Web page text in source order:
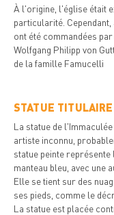
À l'origine, l'église était
particularité.
ont été commandées
Wolfgang Philipp von
de la famille Famucelli
STATUE
La statue de
artiste inconnu,
statue peinte représente
manteau bleu, avec une
Elle se tient sur des
ses pieds, comme le
La statue est placée